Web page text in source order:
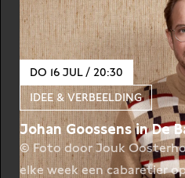
DO 16 JUL / 20:30
IDEE & VERBEELDING
Johan Goossens in De
© Foto door Jouk
elke week een cabaretier